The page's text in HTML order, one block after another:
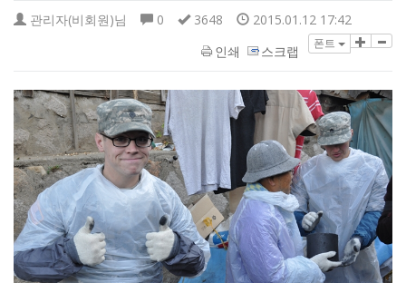
관리자(비회원)님 0 3648 2015.01.12 17:42
폰트
인쇄 스크랩